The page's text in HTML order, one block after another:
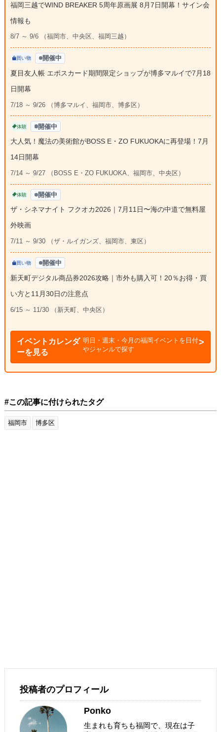
福岡三越でWIND BREAKER 5周年原画展 8月7日開幕！サイン会
情報も
8/7 ～ 9/6 （福岡市、中央区、福岡三越）
買い物 開催中
夏目友人帳 エポスカード期間限定ショップが博多マルイで7月18
日開幕
7/18 ～ 9/26 （博多マルイ、福岡市、博多区）
体験 開催中
大人気！魔法の美術館がBOSS E・ZO FUKUOKAに再登場！7月
14日開幕
7/14 ～ 9/27 （BOSS E・ZO FUKUOKA、福岡市、中央区）
体験 開催中
ザ・シネマナイト フクオカ2026｜7月11日〜海の中道で無料屋
外映画
7/11 ～ 9/30 （ザ・ルイガンズ、福岡市、東区）
買い物 開催中
新天町デジタル商品券2026攻略｜市外も購入可！20％お得・買
い方と11月30日の注意点
6/15 ～ 11/30 （新天町、中央区）
イベントカレンダ
ーを見る
明日・週末・今月の福岡イベントを日付
やジャンルで探す
#この記事に付けられたタグ
福岡市 博多区
投稿者のプロフィール
Ponko
生まれも育ちも福岡で、現在は子